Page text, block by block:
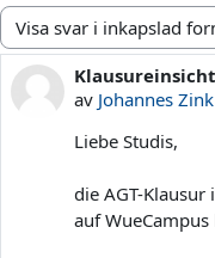
Visningsläge
Klausureinsicht
av Johannes Zink
Antal svar: 1
Liebe Studis,
die AGT-
auf